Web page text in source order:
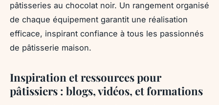
pâtisseries au chocolat noir. Un rangement organisé
de chaque équipement garantit une réalisation
efficace, inspirant confiance à tous les passionnés
de pâtisserie maison.
Inspiration et ressources pour
pâtissiers : blogs, vidéos, et formations